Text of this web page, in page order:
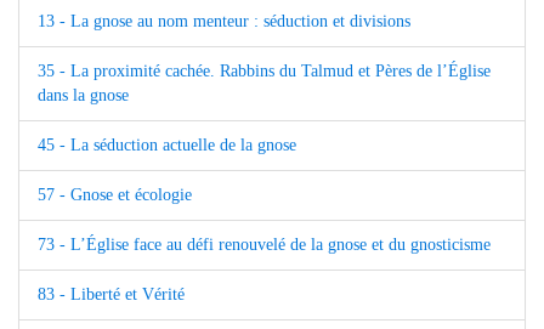
13 - La gnose au nom menteur : séduction et divisions
35 - La proximité cachée. Rabbins du Talmud et Pères de l’Église
dans la gnose
45 - La séduction actuelle de la gnose
57 - Gnose et écologie
73 - L’Église face au défi renouvelé de la gnose et du gnosticisme
83 - Liberté et Vérité